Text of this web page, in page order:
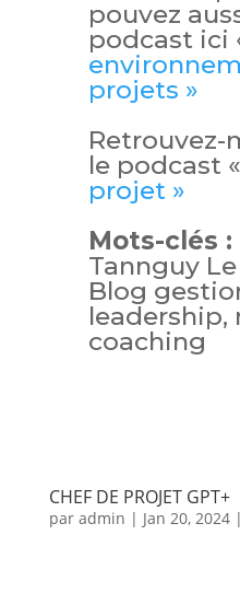
pouvez
podcast ici
projets »
Retrouvez-
le podcast «
projet »
Mots-clés :
Tannguy
Blog
leadership,
coaching
CHEF DE PROJET GPT+
par admin | Jan 20, 2024|